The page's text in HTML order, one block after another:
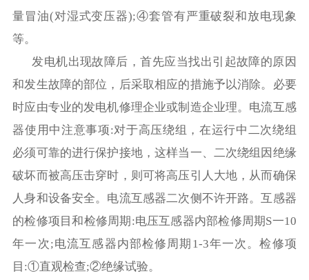
量冒油(对湿式变压器);④套管有严重破裂和放电现象
等。
发电机出现故障后，首先应当找出引起故障的原因
和发生故障的部位，后采取相应的措施予以消除。必要
时应由专业的发电机修理企业或制造企业理。电流互感
器使用中注意事项:对于高压绕组，在运行中二次绕组
必须可靠的进行保护接地，这样当一、二次绕组因绝缘
破坏而被高压击穿时，则可将高压引人大地，从而确保
人身和设备安全。电流互感器二次侧不许开路。互感器
的检修项目和检修周期 :电压互感器内部检修周期S一10
年一次;电流互感器内部检修周期 1-3年一次。检修项
目 :①直观检查;②绝缘试验。